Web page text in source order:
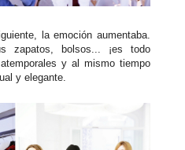
la emoción aumentaba.
zapatos, bolsos... ¡es todo
y al mismo tiempo
y elegante.